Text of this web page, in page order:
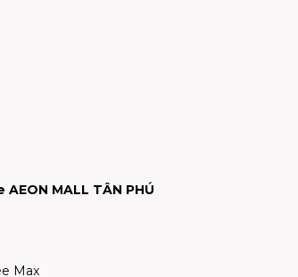
MALL TÂN PHÚ
Max